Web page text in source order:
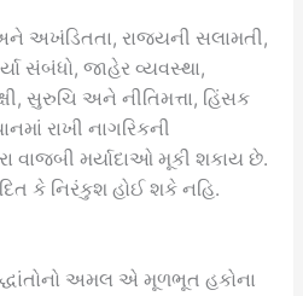
અખંડિતતા, રાજ્યની સલામતી,
સંબંધો, જાહેર વ્યવસ્થા,
સુરુચિ અને નીતિમત્તા, હિંસક
રાખી નાગરિકની
વાજબી મર્યાદાઓ મૂકી શકાય છે.
કે નિરંકુશ હોઈ શકે નહિ.
અમલ એ મૂળભૂત હકોના